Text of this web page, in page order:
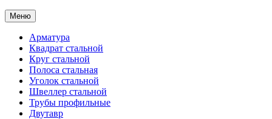
Меню
Арматура
Квадрат стальной
Круг стальной
Полоса стальная
Уголок стальной
Швеллер стальной
Трубы профильные
Двутавр